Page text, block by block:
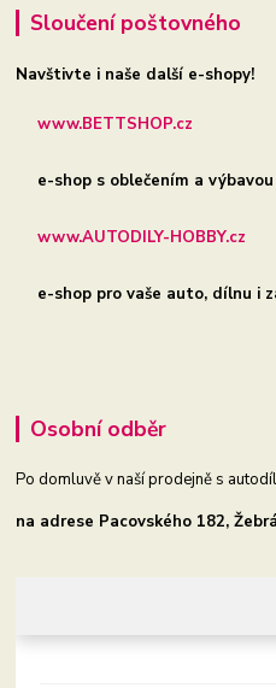
Sloučení poštovného
Navštivte i naše další e-shopy!
www.BETTSHOP.cz
e-shop s oblečením a
www.AUTODILY-HOBBY.cz
e-shop pro vaše auto, dílnu i
Osobní odběr
Po domluvě v naší prodejně s
na adrese Pacovského 182,